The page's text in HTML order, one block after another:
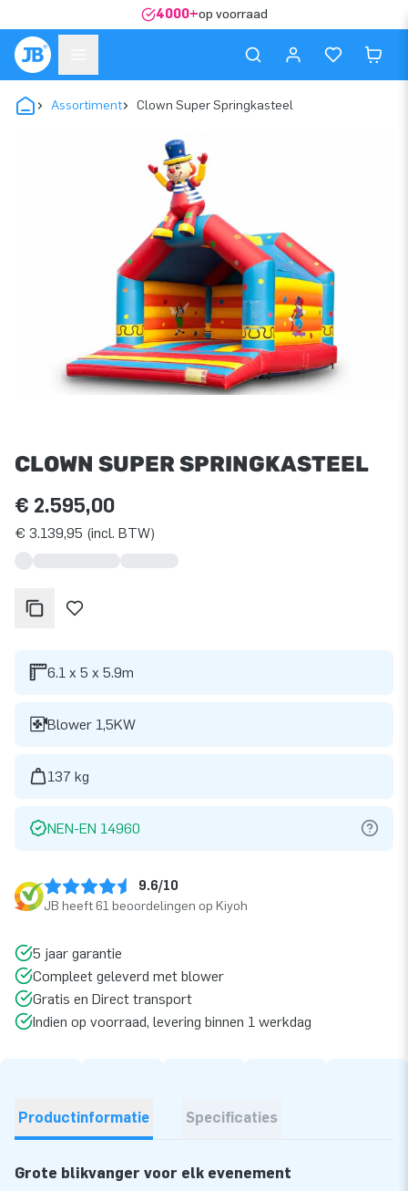
4000+op voorraad
Assortiment Clown Super Springkasteel
CLOWN SUPER SPRINGKASTEEL
€ 2.595,00
€ 3.139,95 (incl. BTW)
6.1 x 5 x 5.9m
Blower 1,5KW
137 kg
NEN-EN 14960
9.6/10
JB heeft 61 beoordelingen op Kiyoh
5 jaar garantie
Compleet geleverd met blower
Gratis en Direct transport
Indien op voorraad, levering binnen 1 werkdag
Productinformatie Specificaties
Grote blikvanger voor elk evenement